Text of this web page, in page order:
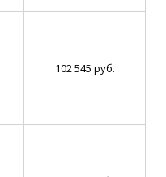
102 545 руб.